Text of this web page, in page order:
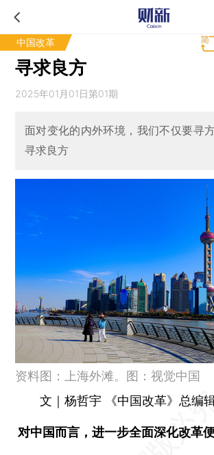
中国改革
寻求良方
2025年01月01日第01期
面对变化的内外环境，我们不仅要寻
寻求良方
资料图：上海外滩。图：视觉中国
文｜杨哲宇 《中国改革》总编
对中国而言，进一步全面深化改革